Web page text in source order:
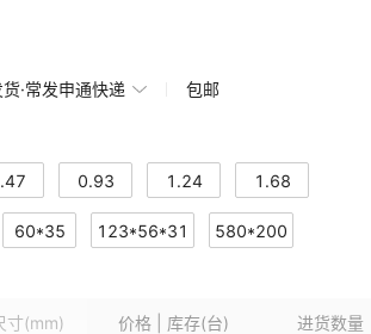
·常发申通快递 包邮
0.93 1.24 1.68
3.71 4.16
60*35 123*56*31 580*200
寸(mm) 价格 | 库存(台) 进货数量